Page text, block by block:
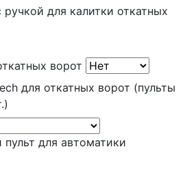
для калитки откатных
ворот
для откатных ворот (пульты
для автоматики